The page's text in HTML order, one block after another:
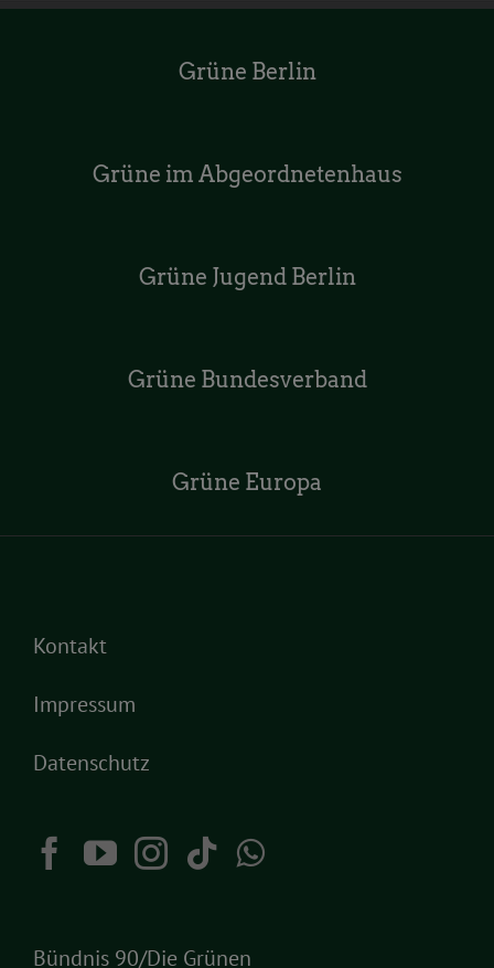
Grüne Berlin
Grüne im Abgeordnetenhaus
Grüne Jugend Berlin
Grüne Bundesverband
Grüne Europa
Kontakt
Impressum
Datenschutz
Bündnis 90/Die Grünen